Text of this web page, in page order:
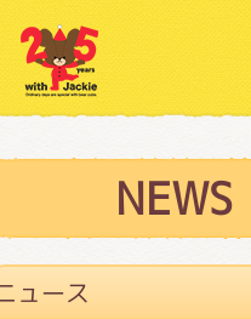
NEWS
介